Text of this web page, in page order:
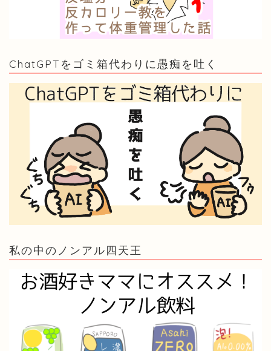
ChatGPTをゴミ箱代わりに愚痴を吐く
私の中のノンアル四天王